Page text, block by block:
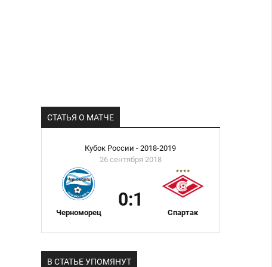
СТАТЬЯ О МАТЧЕ
Кубок России - 2018-2019
26 сентября 2018
Черноморец
0:1
Спартак
В СТАТЬЕ УПОМЯНУТ